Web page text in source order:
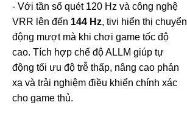
- Với tần số quét 120 Hz và công nghệ
VRR lên đến 144 Hz, tivi hiển thị chuyển
động mượt mà khi chơi game tốc độ
cao. Tích hợp chế độ ALLM giúp tự
động tối ưu độ trễ thấp, nâng cao phản
xạ và trải nghiệm điều khiển chính xác
cho game thủ.